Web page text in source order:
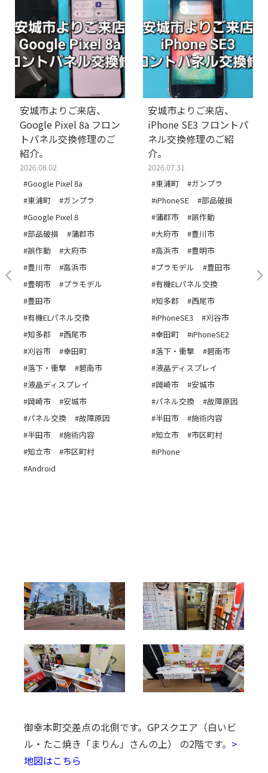
安城市よりご来店、
Google Pixel 8a フロン
トパネル交換修理のご
紹介。
2026.08.02
#Google Pixel 8a
#東浦町
#ガンプラ
#Google Pixel 8
#部品破損
#蒲郡市
#誤作動
#大府市
#豊川市
#高浜市
#豊明市
#プラモデル
#豊田市
#有機ELパネル交換
#知多郡
#西尾市
#刈谷市
#幸田町
#落下・衝撃
#碧南市
#液晶ディスプレイ
#岡崎市
#安城市
#パネル交換
#故障原因
#半田市
#施術内容
#知立市
#市区町村
#Android
安城市よりご来店、
iPhone SE3 フロントパ
ネル交換修理のご紹
介。
2026.07.31
#東浦町
#ガンプラ
#iPhoneSE
#部品破損
#蒲郡市
#誤作動
#大府市
#豊川市
#高浜市
#豊明市
#プラモデル
#豊田市
#有機ELパネル交換
#知多郡
#西尾市
#iPhoneSE3
#刈谷市
#幸田町
#iPhoneSE2
#落下・衝撃
#碧南市
#液晶ディスプレイ
#岡崎市
#安城市
#パネル交換
#故障原因
#半田市
#施術内容
#知立市
#市区町村
#iPhone
御幸本町交差点の北側です。 GPスクエア（白いビ
ル・たこ焼き「まりん」さんの上） の2階です。 >
地図はこちら